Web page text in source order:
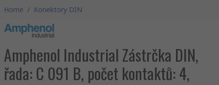
Home / Konektory DIN
Amphenol Industrial Zástrčka DIN,
řada: C 091 B, počet kontaktů: 4,